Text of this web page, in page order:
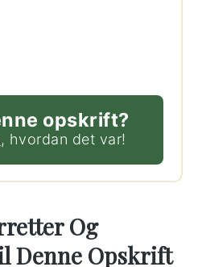
opskrift?
, hvordan det var!
Og
Denne Opskrift